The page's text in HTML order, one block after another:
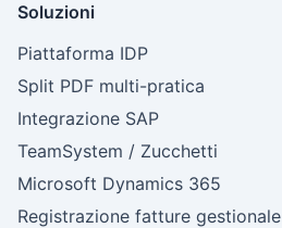
Soluzioni
Piattaforma IDP
Split PDF multi-pratica
Integrazione SAP
TeamSystem / Zucchetti
Microsoft Dynamics 365
Registrazione fatture gestionale